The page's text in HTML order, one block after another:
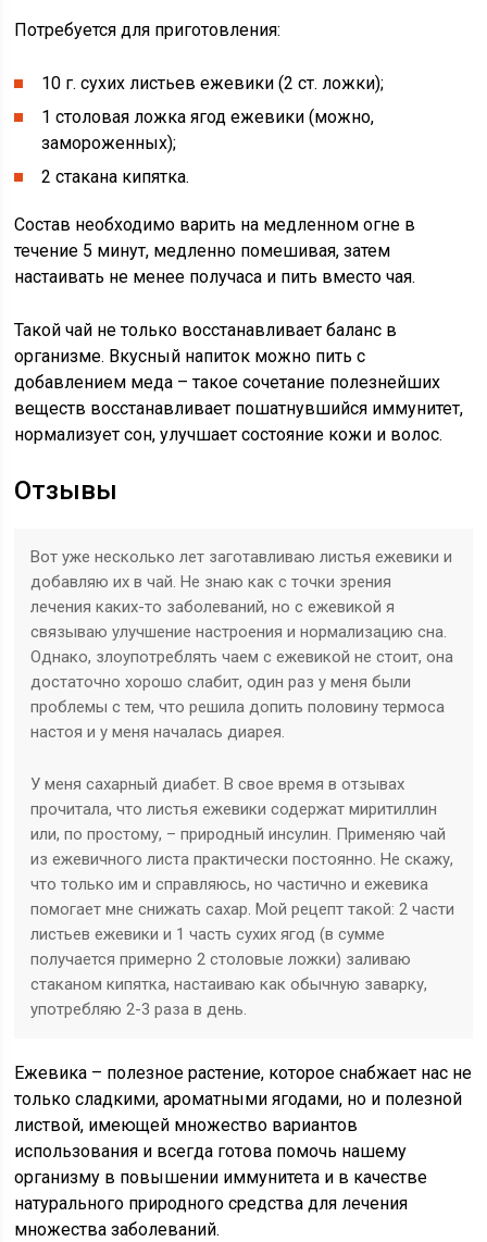
Потребуется для приготовления:
10 г. сухих листьев ежевики (2 ст. ложки);
1 столовая ложка ягод ежевики (можно,
замороженных);
2 стакана кипятка.
Состав необходимо варить на медленном огне в
течение 5 минут, медленно помешивая, затем
настаивать не менее получаса и пить вместо чая.
Такой чай не только восстанавливает баланс в
организме. Вкусный напиток можно пить с
добавлением меда – такое сочетание полезнейших
веществ восстанавливает пошатнувшийся иммунитет,
нормализует сон, улучшает состояние кожи и волос.
Отзывы
Вот уже несколько лет заготавливаю листья ежевики и
добавляю их в чай. Не знаю как с точки зрения
лечения каких-то заболеваний, но с ежевикой я
связываю улучшение настроения и нормализацию сна.
Однако, злоупотреблять чаем с ежевикой не стоит, она
достаточно хорошо слабит, один раз у меня были
проблемы с тем, что решила допить половину термоса
настоя и у меня началась диарея.
У меня сахарный диабет. В свое время в отзывах
прочитала, что листья ежевики содержат миритиллин
или, по простому, – природный инсулин. Применяю чай
из ежевичного листа практически постоянно. Не скажу,
что только им и справляюсь, но частично и ежевика
помогает мне снижать сахар. Мой рецепт такой: 2 части
листьев ежевики и 1 часть сухих ягод (в сумме
получается примерно 2 столовые ложки) заливаю
стаканом кипятка, настаиваю как обычную заварку,
употребляю 2-3 раза в день.
Ежевика – полезное растение, которое снабжает нас не
только сладкими, ароматными ягодами, но и полезной
листвой, имеющей множество вариантов
использования и всегда готова помочь нашему
организму в повышении иммунитета и в качестве
натурального природного средства для лечения
множества заболеваний.